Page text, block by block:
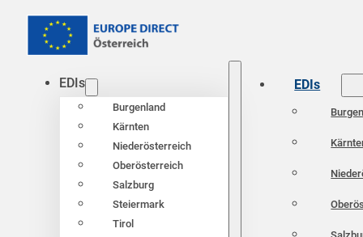
EDIs
Burgenland
Kärnten
Niederösterreich
Oberösterreich
Salzburg
Steiermark
Tirol
EDIs